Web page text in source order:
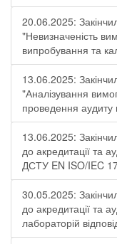
20.06.2025:
"Невизначеність
випробування та
13.06.2025:
"Аналізування
проведення аудиту
13.06.2025:
до акредитації та
ДСТУ EN ISO/IEC
30.05.2025:
до акредитації та
лабораторій